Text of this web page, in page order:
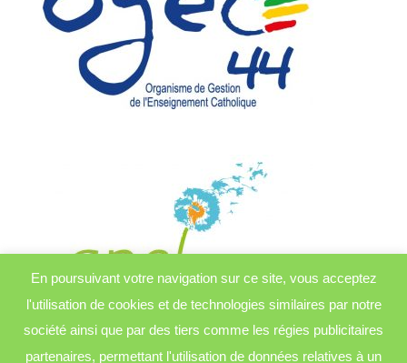
En poursuivant votre navigation sur ce site, vous acceptez
l'utilisation de cookies et de technologies similaires par notre
société ainsi que par des tiers comme les régies publicitaires
partenaires, permettant l'utilisation de données relatives à un